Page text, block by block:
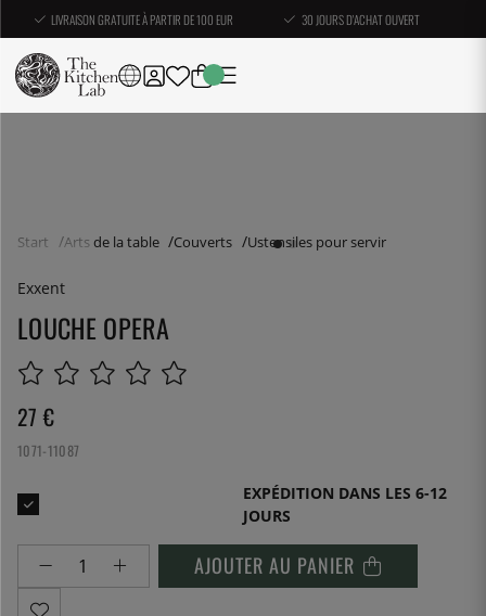
LIVRAISON GRATUITE À PARTIR DE 100 EUR 30 JOURS D'ACHAT OUVERT
Start Arts de la table Couverts Ustensiles pour servir
Exxent
LOUCHE OPERA
27 €
1071-11087
EXPÉDITION DANS LES 6-12
JOURS
AJOUTER AU PANIER